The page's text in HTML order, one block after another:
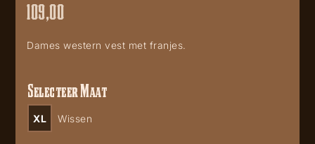
109,00
Dames western vest met franjes.
Selecteer Maat
XL Wissen